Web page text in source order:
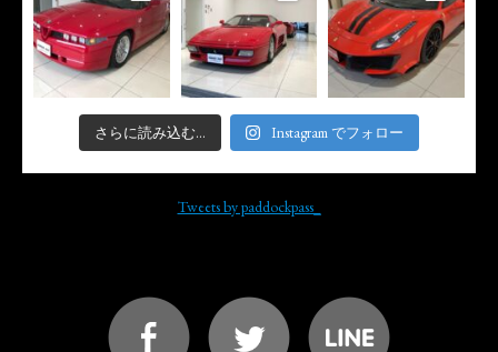
さらに読み込む... Instagram でフォロー
Tweets by paddockpass_